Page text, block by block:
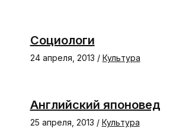
Социологи
24 апреля, 2013 / Культура
Английский японовед
25 апреля, 2013 / Культура